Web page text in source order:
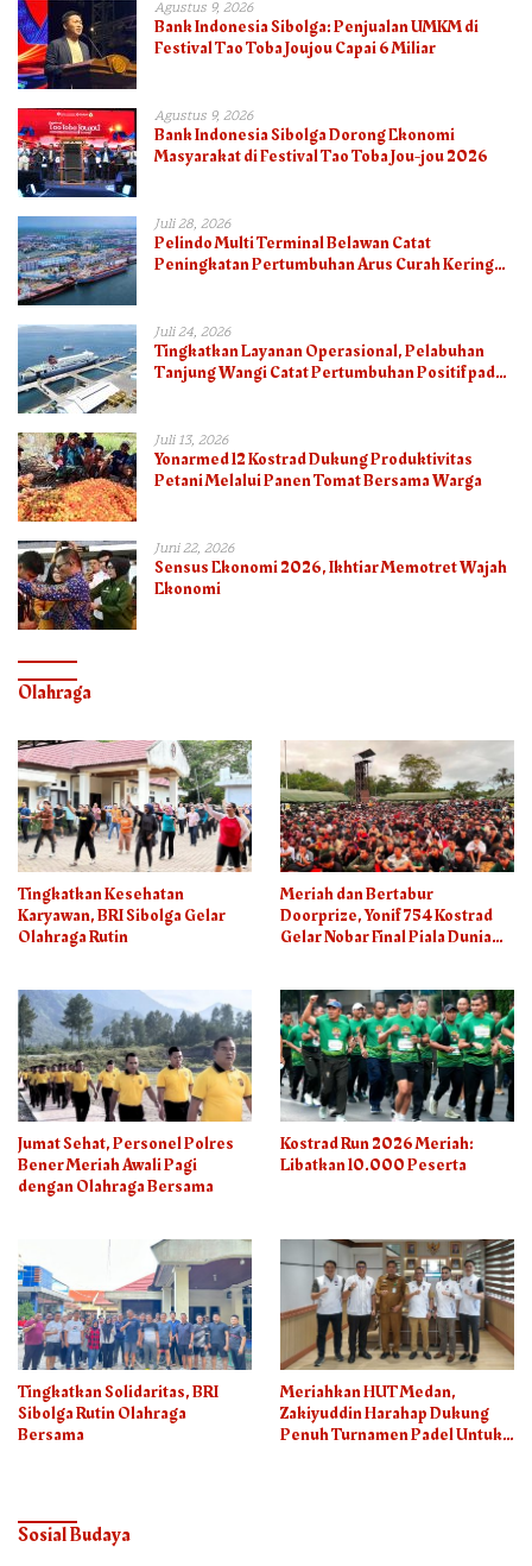
Agustus 9, 2026
Bank Indonesia Sibolga: Penjualan UMKM di
Festival Tao Toba Joujou Capai 6 Miliar
Agustus 9, 2026
Bank Indonesia Sibolga Dorong Ekonomi
Masyarakat di Festival Tao Toba Jou-jou 2026
Juli 28, 2026
Pelindo Multi Terminal Belawan Catat
Peningkatan Pertumbuhan Arus Curah Kering
Juli 24, 2026
Tingkatkan Layanan Operasional, Pelabuhan
Tanjung Wangi Catat Pertumbuhan Positif pada
Juli 13, 2026
Yonarmed 12 Kostrad Dukung Produktivitas
Petani Melalui Panen Tomat Bersama Warga
Juni 22, 2026
Sensus Ekonomi 2026, Ikhtiar Memotret Wajah
Ekonomi
Olahraga
Tingkatkan Kesehatan
Karyawan, BRI Sibolga Gelar
Olahraga Rutin
Meriah dan Bertabur
Doorprize, Yonif 754 Kostrad
Gelar Nobar Final Piala Dunia
Jumat Sehat, Personel Polres
Bener Meriah Awali Pagi
dengan Olahraga Bersama
Kostrad Run 2026 Meriah:
Libatkan 10.000 Peserta
Tingkatkan Solidaritas, BRI
Sibolga Rutin Olahraga
Bersama
Meriahkan HUT Medan,
Zakiyuddin Harahap Dukung
Penuh Turnamen Padel Untuk
Sosial Budaya